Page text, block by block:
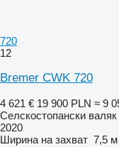
720
12
Bremer CWK 720
4 621 € 19 900 PLN ≈ 9
Селскостопански
2020
Ширина на захват 7,5 м